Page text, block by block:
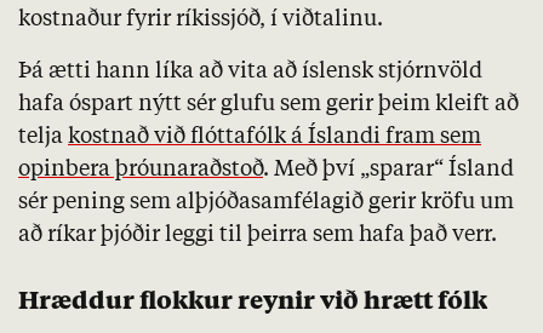
kostnaður fyrir ríkissjóð, í viðtalinu.
Þá ætti hann líka að vita að íslensk stjórnvöld
hafa óspart nýtt sér glufu sem gerir þeim kleift að
telja kostnað við flóttafólk á Íslandi fram sem
opinbera þróunaraðstoð. Með því „sparar“ Ísland
sér pening sem alþjóðasamfélagið gerir kröfu um
að ríkar þjóðir leggi til þeirra sem hafa það verr.
Hræddur flokkur reynir við hrætt fólk